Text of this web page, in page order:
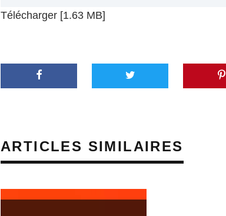
Télécharger [1.63 MB]
ARTICLES SIMILAIRES